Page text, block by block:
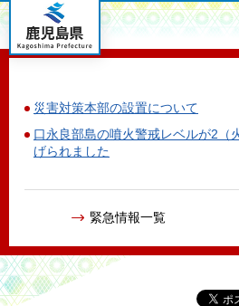
鹿児島県
災害対策本部の設置について
口永良部島の噴火警戒レベルが2（
げられました
緊急情報一覧